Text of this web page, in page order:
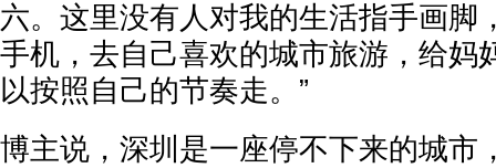
六。这里没有人对我的生活指手画脚
手机，去自己喜欢的城市旅游，给妈
以按照自己的节奏走。”
博主说，深圳是一座停不下来的城市